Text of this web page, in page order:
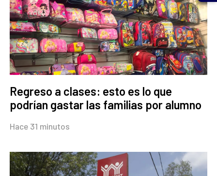
Regreso a clases: esto es lo que
podrían gastar las familias por alumno
Hace 31 minutos